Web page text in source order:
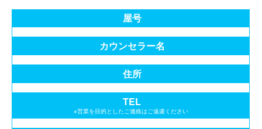
屋号
カウンセラー名
住所
TEL
※営業を目的としたご連絡はご遠慮ください